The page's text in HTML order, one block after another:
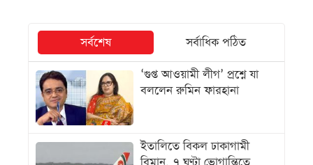
সর্বশেষ
সর্বাধিক পঠিত
‘গুপ্ত আওয়ামী লীগ’ প্রশ্নে যা
বললেন রুমিন ফারহানা
ইতালিতে বিকল ঢাকাগামী